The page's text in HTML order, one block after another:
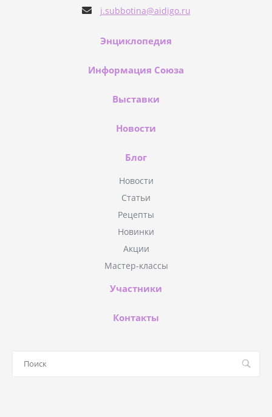
j.subbotina@aidigo.ru
Энциклопедия
Информация Союза
Выставки
Новости
Блог
Новости
Статьи
Рецепты
Новинки
Акции
Мастер-классы
Участники
Контакты